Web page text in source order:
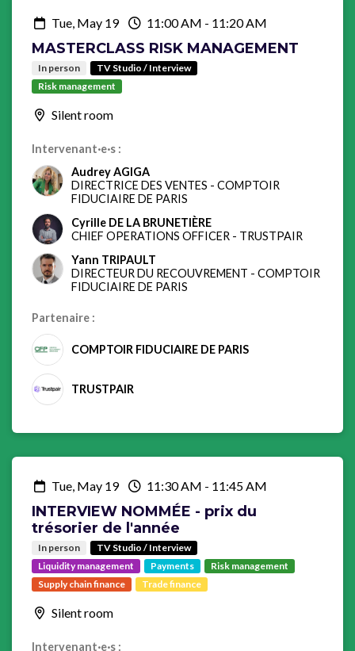
Tue, May 19 11:00 AM - 11:20 AM
MASTERCLASS RISK MANAGEMENT
In person
TV Studio / Interview
Risk management
Silent room
Intervenant·e·s :
Audrey AGIGA
DIRECTRICE DES VENTES - COMPTOIR
FIDUCIAIRE DE PARIS
Cyrille DE LA BRUNETIÈRE
CHIEF OPERATIONS OFFICER - TRUSTPAIR
Yann TRIPAULT
DIRECTEUR DU RECOUVREMENT - COMPTOIR
FIDUCIAIRE DE PARIS
Partenaire :
COMPTOIR FIDUCIAIRE DE PARIS
TRUSTPAIR
Tue, May 19 11:30 AM - 11:45 AM
INTERVIEW NOMMÉE - prix du
trésorier de l'année
In person
TV Studio / Interview
Liquidity management
Payments
Risk management
Supply chain finance
Trade finance
Silent room
Intervenant·e·s :